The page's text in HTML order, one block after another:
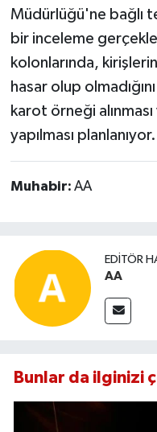
Müdürlüğü'ne bağlı
bir inceleme
kolonlarında,
hasar olup
karot örneği
yapılması planlanıyor.
Muhabir: AA
EDITÖR
AA
Bunlar da ilginizi